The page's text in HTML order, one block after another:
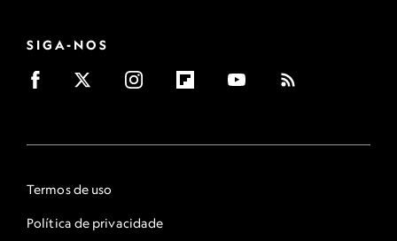
SIGA-NOS
Termos de uso
Política de privacidade